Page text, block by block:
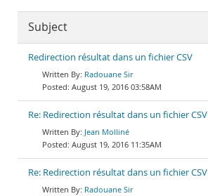
Subject
Redirection résultat dans un fichier CSV
Radouane Sir
August 19, 2016 03:58AM
Re: Redirection résultat dans un fichier CSV
Jean Molliné
August 19, 2016 11:35AM
Re: Redirection résultat dans un fichier CSV
Radouane Sir